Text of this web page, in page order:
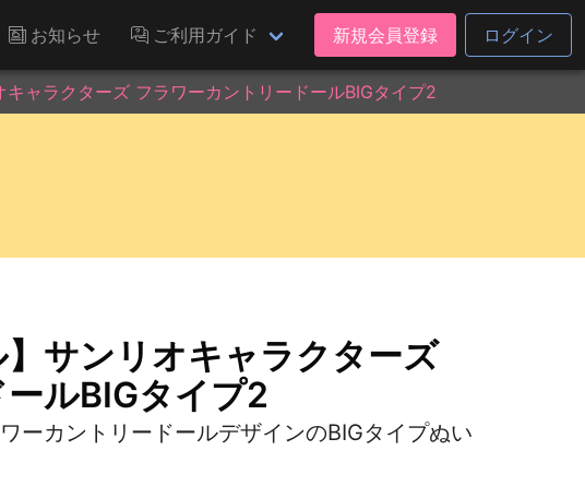
お知らせ ご利用ガイド 新規会員登録 ログイン
キャラクターズ フラワーカントリードールBIGタイプ2
】サンリオキャラクターズ
ルBIGタイプ2
ーカントリードールデザインのBIGタイプぬい